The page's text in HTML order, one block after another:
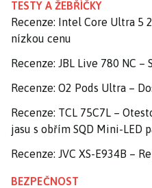
TESTY A ŽEBŘÍČKY
Recenze: Intel Core Ultra 5
nízkou cenu
Recenze: JBL Live 780 NC
Recenze: O2 Pods Ultra –
Recenze: TCL 75C7L –
jasu s obřím SQD Mini-LED
Recenze: JVC XS-E934B –
BEZPEČNOST